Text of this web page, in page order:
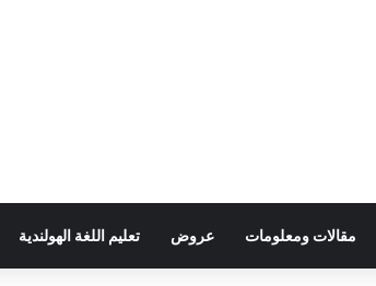
مقالات ومعلومات عروض تعليم اللغة الهولندية